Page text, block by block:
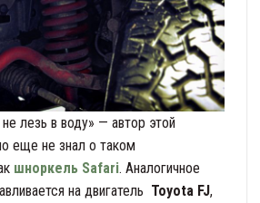
лезь в воду» — автор этой
еще не знал о таком
шноркель Safari. Аналогичное
на двигатель Toyota FJ,